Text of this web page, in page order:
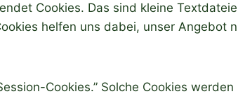
Cookies. Das sind kleine
helfen uns dabei, unser Angebot
Cookies.” Solche Cookies